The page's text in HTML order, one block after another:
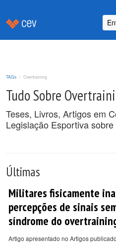
TAGs Overtraining
Tudo Sobre
Teses, Livros, Artigos em
Legislação Esportiva
Últimas
Militares fisicamente
percepções de sinais
síndrome do
Artigo apresentado no Artigos